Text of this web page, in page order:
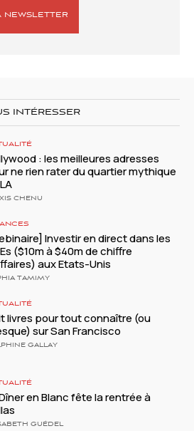
NEWSLETTER
INTÉRESSER
: les meilleures adresses
ne rien rater du quartier mythique
CHENU
Investir en direct dans les
($10m à $40m de chiffre
aux Etats-Unis
TAMIMY
livres pour tout connaître (ou
sur San Francisco
GALLAY
en Blanc fête la rentrée à
GUÉDEL